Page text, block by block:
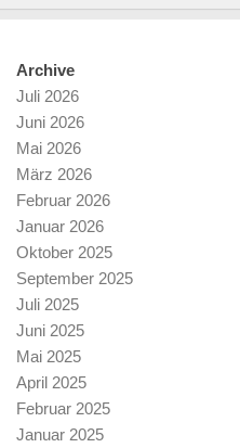
Archive
Juli 2026
Juni 2026
Mai 2026
März 2026
Februar 2026
Januar 2026
Oktober 2025
September 2025
Juli 2025
Juni 2025
Mai 2025
April 2025
Februar 2025
Januar 2025